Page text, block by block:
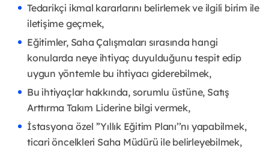
Tedarikçi ikmal kararlarını belirlemek ve ilgili birim ile
iletişime geçmek,
Eğitimler, Saha Çalışmaları sırasında hangi
konularda neye ihtiyaç duyulduğunu tespit edip
uygun yöntemle bu ihtiyacı giderebilmek,
Bu ihtiyaçlar hakkında, sorumlu üstüne, Satış
Arttırma Takım Liderine bilgi vermek,
İstasyona özel ’’Yıllık Eğitim Planı’’nı yapabilmek,
ticari öncelkleri Saha Müdürü ile belirleyebilmek,